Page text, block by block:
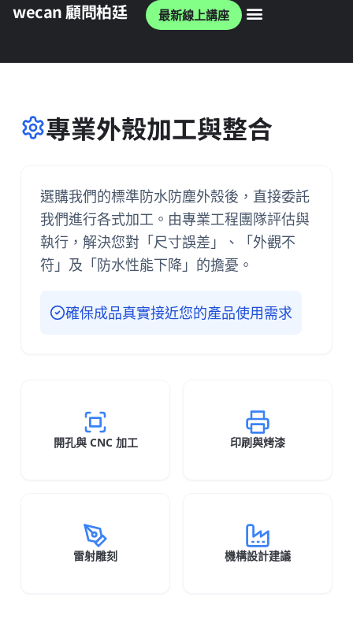
wecan 顧問柏廷 最新線上講座
專業外殼加工與整合
選購我們的標準防水防塵外殼後，直接委託
我們進行各式加工。由專業工程團隊評估與
執行，解決您對「尺寸誤差」、「外觀不
符」及「防水性能下降」的擔憂。
確保成品真實接近您的產品使用需求
開孔與 CNC 加工 印刷與烤漆
雷射雕刻 機構設計建議